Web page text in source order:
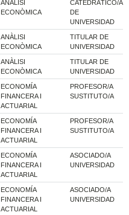
ANÀLISI
ECONÒMICA
CATEDRÁTICO/A
DE
UNIVERSIDAD
ANÀLISI
ECONÒMICA
TITULAR DE
UNIVERSIDAD
ANÀLISI
ECONÒMICA
TITULAR DE
UNIVERSIDAD
ECONOMÍA
FINANCERA I
ACTUARIAL
PROFESOR/A
SUSTITUTO/A
ECONOMÍA
FINANCERA I
ACTUARIAL
PROFESOR/A
SUSTITUTO/A
ECONOMÍA
FINANCERA I
ACTUARIAL
ASOCIADO/A
UNIVERSIDAD
ECONOMÍA
FINANCERA I
ACTUARIAL
ASOCIADO/A
UNIVERSIDAD